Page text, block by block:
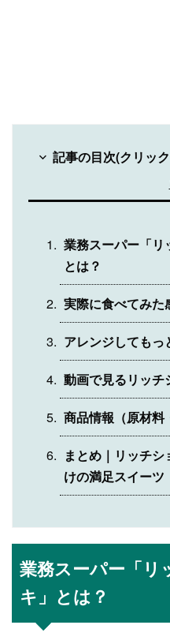
記事の目次(クリッ
業務スーパー「リ
とは？
実際に食べてみた
アレンジしてもっ
動画で見るリッチ
商品情報（原材料
まとめ｜リッチ
けの満足スイーツ
業務スーパー「リ
キ」とは？